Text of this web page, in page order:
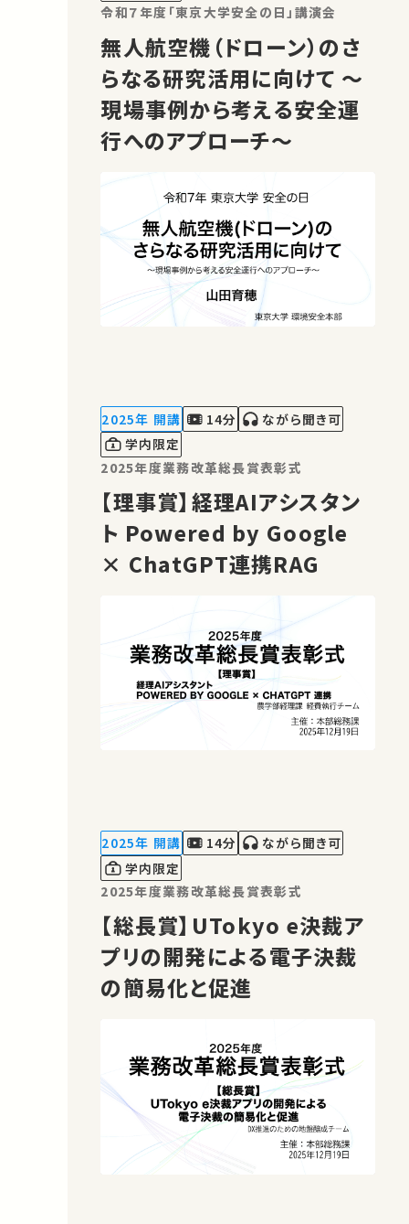
令和７年度「東京大学安全の日」講演会
無人航空機（ドローン）のさ
らなる研究活用に向けて ～
現場事例から考える安全運
行へのアプローチ～
2025年 開講 14分
ながら聞き可
学内限定
2025年度業務改革総長賞表彰式
【理事賞】経理AIアシスタン
ト Powered by Google
× ChatGPT連携RAG
2025年 開講 14分
ながら聞き可
学内限定
2025年度業務改革総長賞表彰式
【総長賞】UTokyo e決裁ア
プリの開発による電子決裁
の簡易化と促進